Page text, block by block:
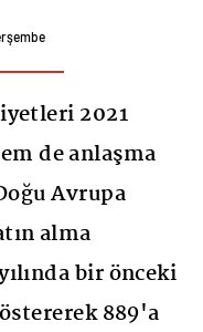
2021
de anlaşma
Avrupa
alma
bir önceki
889'a